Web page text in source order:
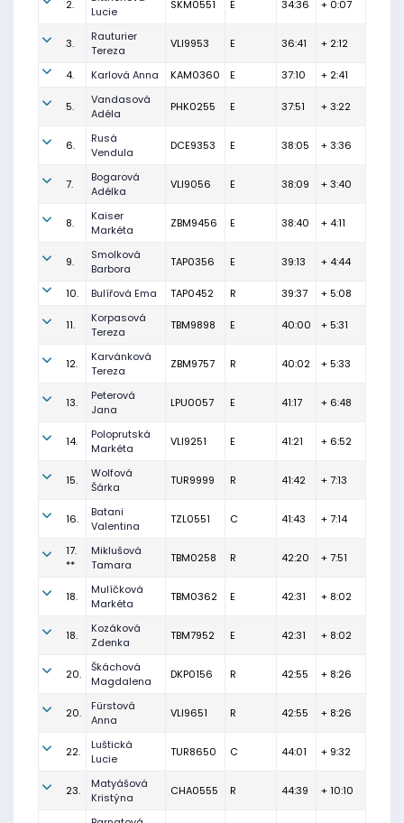
2.
Lucie
SKM0551 E 34:36 + 0:07
3.
Rauturier
Tereza
VLI9953 E 36:41 + 2:12
4. Karlová Anna KAM0360 E 37:10 + 2:41
5.
Vandasová
Adéla
PHK0255 E 37:51 + 3:22
6.
Rusá
Vendula
DCE9353 E 38:05 + 3:36
7.
Bogarová
Adélka
VLI9056 E 38:09 + 3:40
8.
Kaiser
Markéta
ZBM9456 E 38:40 + 4:11
9.
Smolková
Barbora
TAP0356 E 39:13 + 4:44
10. Bulířová Ema TAP0452 R 39:37 + 5:08
11.
Korpasová
Tereza
TBM9898 E 40:00 + 5:31
12.
Karvánková
Tereza
ZBM9757 R 40:02 + 5:33
13.
Peterová
Jana
LPU0057 E 41:17 + 6:48
14.
Poloprutská
Markéta
VLI9251 E 41:21 + 6:52
15.
Wolfová
Šárka
TUR9999 R 41:42 + 7:13
16.
Batani
Valentina
TZL0551 C 41:43 + 7:14
17.
**
Miklušová
Tamara
TBM0258 R 42:20 + 7:51
18.
Mulíčková
Markéta
TBM0362 E 42:31 + 8:02
18.
Kozáková
Zdenka
TBM7952 E 42:31 + 8:02
20.
Škáchová
Magdalena
DKP0156 R 42:55 + 8:26
20.
Fürstová
Anna
VLI9651 R 42:55 + 8:26
22.
Luštická
Lucie
TUR8650 C 44:01 + 9:32
23.
Matyášová
Kristýna
CHA0555 R 44:39 + 10:10